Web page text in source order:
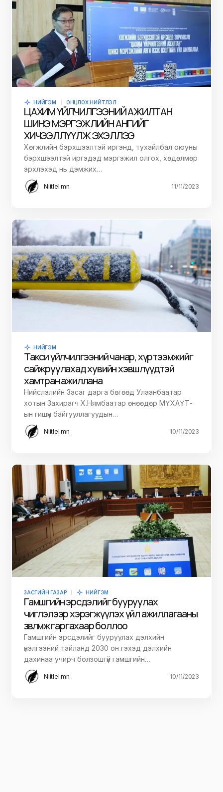
НИЙГЭМ ОНЦЛОХ НИЙТЛЭЛ
ЦАХИМ ҮЙЛЧИЛГЭЭНИЙ АЖИЛТАН
ШИНЭ МЭРГЭЖЛИЙН АНГИЙГ
ХИЧЭЭЛЛҮҮЛЖ ЭХЭЛЛЭЭ
Хөгжлийн бэрхшээлтэй иргэнд, тухайлбал оюуны
бэрхшээлтэй иргэдэд мэргэжил олгох, хөдөлмөр
эрхлэхэд нь дэмжих…
Niitlel.mn 11/11/2023
НИЙГЭМ
Такси үйлчилгээний чанар, хүртээмжийг
сайжруулахад хувийн хэвшлүүдтэй
хамтран ажиллана
Нийслэлийн Засаг дарга бөгөөд Улаанбаатар
хотын Захирагч Х.Нямбаатар өнөөдөр МҮХАҮТ-
ын гишүүн байгууллагуудын…
Niitlel.mn 10/11/2023
ЗАСГИЙН ГАЗАР НИЙГЭМ
Гамшгийн эрсдэлийг бууруулах
чиглэлээр хэрэгжүүлэх үйл ажиллагааны
зөвлөмж гаргахаар боллоо
Гамшгийн эрсдэлийг бууруулах дэлхийн
үнэлгээний тайланд 2030 он гэхэд дэлхийн
дахинаа учирч болзошгүй гамшгийн…
Niitlel.mn 10/11/2023